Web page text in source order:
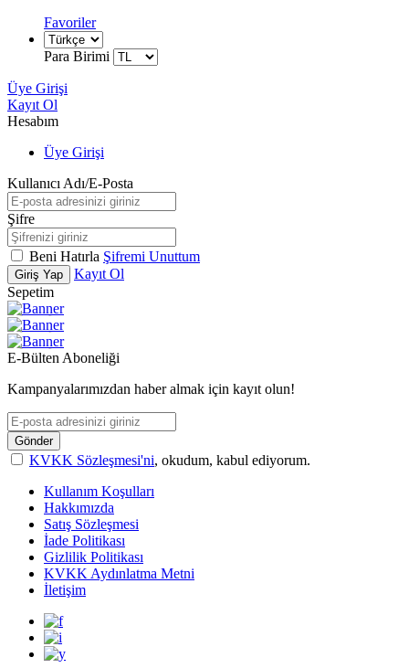
Favoriler
Para Birimi
Üye Girişi
Kayıt Ol
Hesabım
Üye Girişi
Kullanıcı Adı/E-Posta
Şifre
Beni Hatırla Şifremi Unuttum
Giriş Yap
Kayıt Ol
Sepetim
E-Bülten Aboneliği
Kampanyalarımızdan haber almak için kayıt olun!
Gönder
KVKK Sözleşmesi'ni, okudum, kabul ediyorum.
Kullanım Koşulları
Hakkımızda
Satış Sözleşmesi
İade Politikası
Gizlilik Politikası
KVKK Aydınlatma Metni
İletişim